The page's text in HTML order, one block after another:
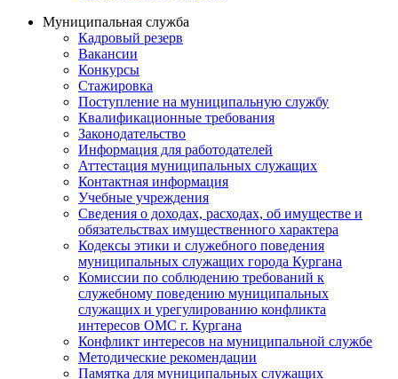
Муниципальная служба
Кадровый резерв
Вакансии
Конкурсы
Стажировка
Поступление на муниципальную службу
Квалификационные требования
Законодательство
Информация для работодателей
Аттестация муниципальных служащих
Контактная информация
Учебные учреждения
Сведения о доходах, расходах, об имуществе и
обязательствах имущественного характера
Кодексы этики и служебного поведения
муниципальных служащих города Кургана
Комиссии по соблюдению требований к
служебному поведению муниципальных
служащих и урегулированию конфликта
интересов ОМС г. Кургана
Конфликт интересов на муниципальной службе
Методические рекомендации
Памятка для муниципальных служащих